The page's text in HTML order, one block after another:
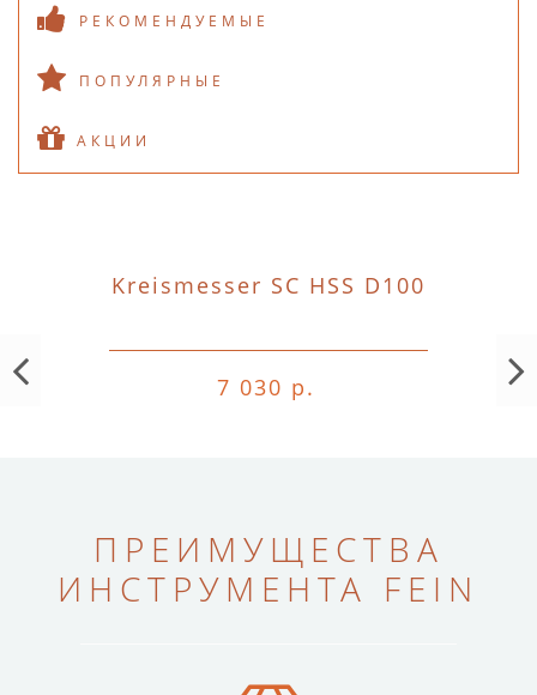
РЕКОМЕНДУЕМЫЕ
ПОПУЛЯРНЫЕ
АКЦИИ
Kreismesser SC HSS D100
7 030 р.
ПРЕИМУЩЕСТВА
ИНСТРУМЕНТА FEIN